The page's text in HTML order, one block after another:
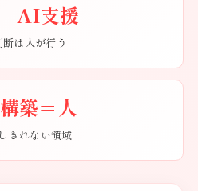
AI支援
は人が行う
築＝人
きれない領域